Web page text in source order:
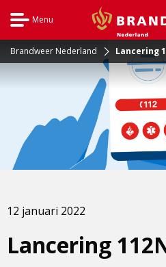
Menu
Brandweer Nederland Lancering
Lancering
12 januari 2022